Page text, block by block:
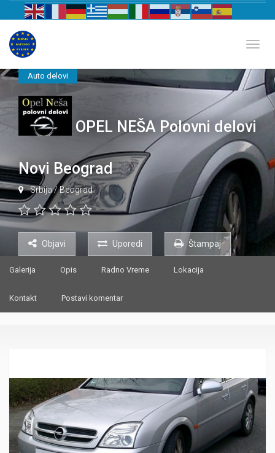
Auto delovi
OPEL NEŠA Polovni delovi
Novi Beograd
Srbija/Beograd
Objavi Uporedi Štampaj
Galerija Opis Radno Vreme Lokacija
Kontakt Postavi komentar